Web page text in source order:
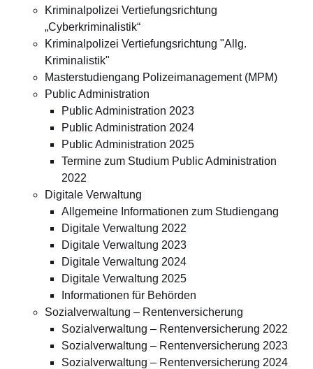
Kriminalpolizei Vertiefungsrichtung
„Cyberkriminalistik“
Kriminalpolizei Vertiefungsrichtung "Allg.
Kriminalistik"
Masterstudiengang Polizeimanagement (MPM)
Public Administration
Public Administration 2023
Public Administration 2024
Public Administration 2025
Termine zum Studium Public Administration
2022
Digitale Verwaltung
Allgemeine Informationen zum Studiengang
Digitale Verwaltung 2022
Digitale Verwaltung 2023
Digitale Verwaltung 2024
Digitale Verwaltung 2025
Informationen für Behörden
Sozialverwaltung – Rentenversicherung
Sozialverwaltung – Rentenversicherung 2022
Sozialverwaltung – Rentenversicherung 2023
Sozialverwaltung – Rentenversicherung 2024